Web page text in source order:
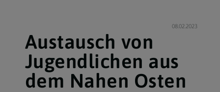
08.02.2023
Austausch von
Jugendlichen aus
dem Nahen Osten